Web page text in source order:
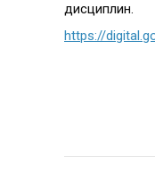
дисциплин.
https://